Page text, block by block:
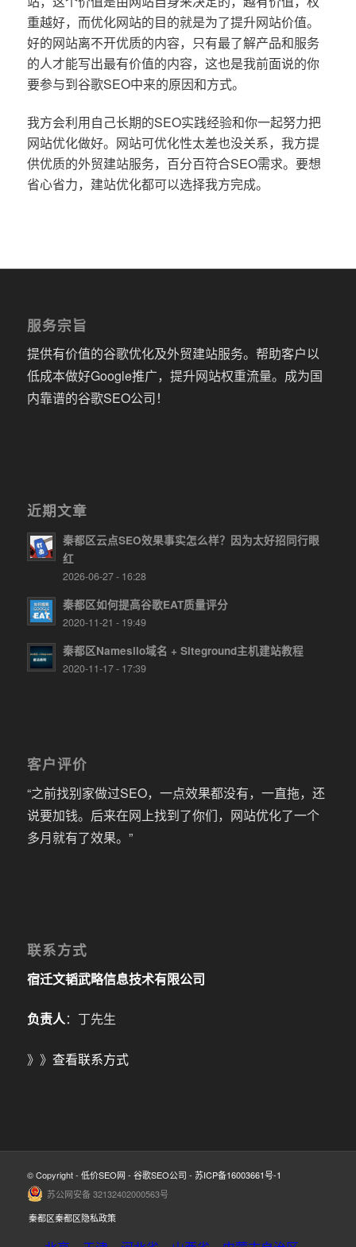
重越好，而优化网站的目的就是为了提升网站价值。
好的网站离不开优质的内容，只有最了解产品和服务
的人才能写出最有价值的内容，这也是我前面说的你
要参与到谷歌SEO中来的原因和方式。
我方会利用自己长期的SEO实践经验和你一起努力把
网站优化做好。网站可优化性太差也没关系，我方提
供优质的外贸建站服务，百分百符合SEO需求。要想
省心省力，建站优化都可以选择我方完成。
服务宗旨
提供有价值的谷歌优化及外贸建站服务。帮助客户以
低成本做好Google推广，提升网站权重流量。成为国
内靠谱的谷歌SEO公司！
近期文章
秦都区云点SEO效果事实怎么样？因为太好招同行眼
红
2026-06-27 - 16:28
秦都区如何提高谷歌EAT质量评分
2020-11-21 - 19:49
秦都区Namesilo域名 + Siteground主机建站教程
2020-11-17 - 17:39
客户评价
“之前找别家做过SEO，一点效果都没有，一直拖，还
说要加钱。后来在网上找到了你们，网站优化了一个
多月就有了效果。”
联系方式
宿迁文韬武略信息技术有限公司
负责人：丁先生
》》 查看联系方式
© Copyright - 低价SEO网 - 谷歌SEO公司 - 苏ICP备16003661号-1
苏公网安备 32132402000563号
秦都区秦都区隐私政策